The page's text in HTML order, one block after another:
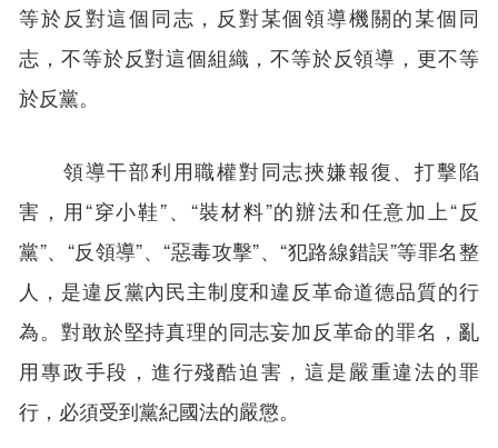
等於反對這個同志，反對某個領導機關的某個同
志，不等於反對這個組織，不等於反領導，更不等
於反黨。
領導干部利用職權對同志挾嫌報復、打擊陷
害，用“穿小鞋”、“裝材料”的辦法和任意加上“反
黨”、“反領導”、“惡毒攻擊”、“犯路線錯誤”等罪名整
人，是違反黨內民主制度和違反革命道德品質的行
為。對敢於堅持真理的同志妄加反革命的罪名，亂
用專政手段，進行殘酷迫害，這是嚴重違法的罪
行，必須受到黨紀國法的嚴懲。